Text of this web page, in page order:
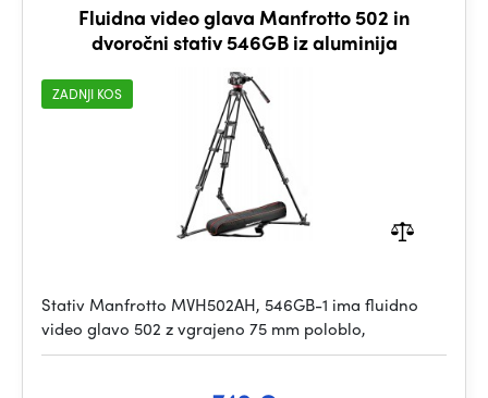
Fluidna video glava Manfrotto 502 in
dvoročni stativ 546GB iz aluminija
ZADNJI KOS
Stativ Manfrotto MVH502AH, 546GB-1 ima fluidno
video glavo 502 z vgrajeno 75 mm poloblo,